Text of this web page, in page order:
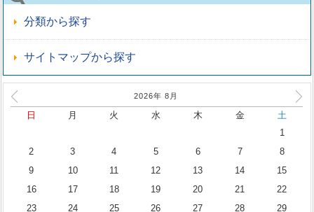
分類から探す
サイトマップから探す
2026年 8 月
日 月 火 水 木 金
土
1
2
3 4 5 6 7
8
9
10 11 12 13 14
15
16
17 18 19 20 21
22
23
24 25 26 27 28 29